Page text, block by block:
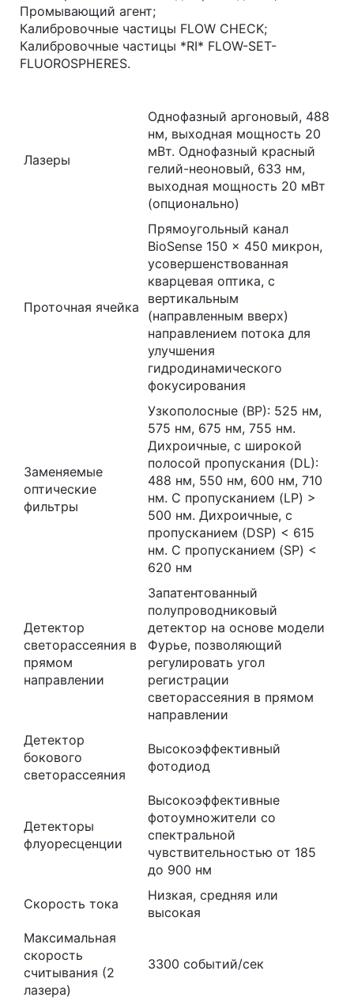
Промывающий агент;
Калибровочные частицы FLOW CHECK;
Калибровочные частицы *RI* FLOW-SET-
FLUOROSPHERES.
Лазеры
Однофазный аргоновый, 488
нм, выходная мощность 20
мВт. Однофазный красный
гелий-неоновый, 633 нм,
выходная мощность 20 мВт
(опционально)
Проточная ячейка
Прямоугольный канал
BioSense 150 x 450 микрон,
усовершенствованная
кварцевая оптика, с
вертикальным
(направленным вверх)
направлением потока для
улучшения
гидродинамического
фокусирования
Заменяемые
оптические
фильтры
Узкополосные (BP): 525 нм,
575 нм, 675 нм, 755 нм.
Дихроичные, с широкой
полосой пропускания (DL):
488 нм, 550 нм, 600 нм, 710
нм. С пропусканием (LP) >
500 нм. Дихроичные, с
пропусканием (DSP) < 615
нм. С пропусканием (SP) <
620 нм
Детектор
светорассеяния в
прямом
направлении
Запатентованный
полупроводниковый
детектор на основе модели
Фурье, позволяющий
регулировать угол
регистрации
светорассеяния в прямом
направлении
Детектор
бокового
светорассеяния
Высокоэффективный
фотодиод
Детекторы
флуоресценции
Высокоэффективные
фотоумножители со
спектральной
чувствительностью от 185
до 900 нм
Скорость тока
Низкая, средняя или
высокая
Максимальная
скорость
считывания (2
лазера)
3300 событий/сек